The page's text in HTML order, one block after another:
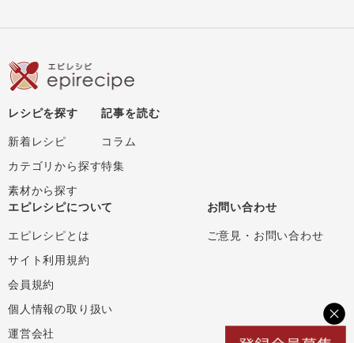
レシピを探す
新着レシピ
カテゴリから探す
素材から探す
記事を読む
コラム
特集
エピレシピについて
エピレシピとは
サイト利用規約
会員規約
個人情報の取り扱い
運営会社
お問い合わせ
ご意見・お問い合わせ